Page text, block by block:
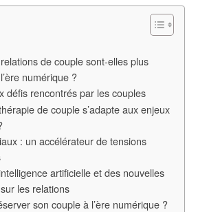
de couple sont-elles plus
numérique ?
défis rencontrés par les couples
de couple s’adapte aux enjeux
: un accélérateur de tensions
artificielle et des nouvelles
les relations
son couple à l’ère numérique ?